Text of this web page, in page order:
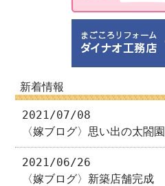
新着情報
2021/07/08
〈嫁ブログ〉思い出の太閤園
2021/06/26
〈嫁ブログ〉新築店舗完成